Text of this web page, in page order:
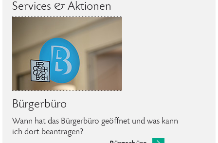
Services & Aktionen
Bürgerbüro
Wann hat das Bürgerbüro geöffnet und was kann
ich dort beantragen?